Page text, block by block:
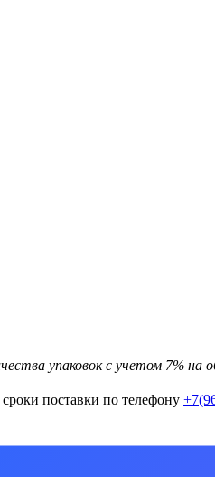
упаковок с учетом 7% на
поставки по телефону